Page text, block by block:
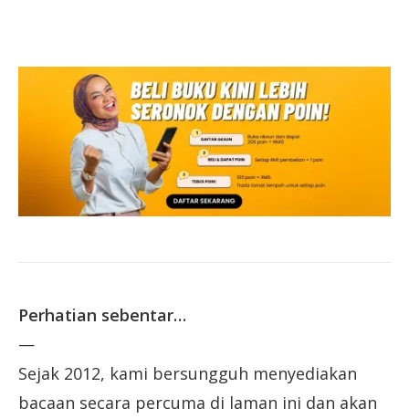
Perhatian sebentar…
—
Sejak 2012, kami bersungguh menyediakan
bacaan secara percuma di laman ini dan akan